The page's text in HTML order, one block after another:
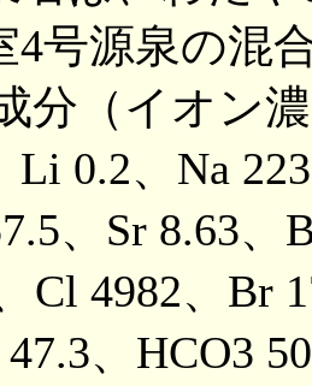
4号源泉の混
分（イオン
0.2、Na
、Sr 8.63
Cl 4982、Br
47.3、HCO3